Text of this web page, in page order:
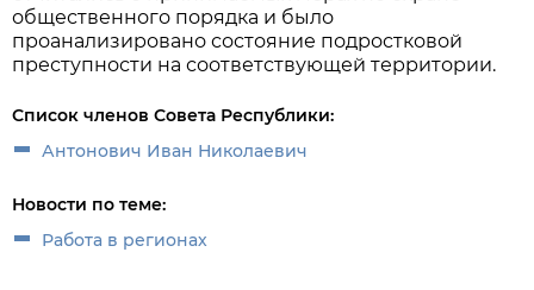
общественного порядка и было
проанализировано состояние подростковой
преступности на соответствующей территории.
Список членов Совета Республики:
Антонович Иван Николаевич
Новости по теме:
Работа в регионах